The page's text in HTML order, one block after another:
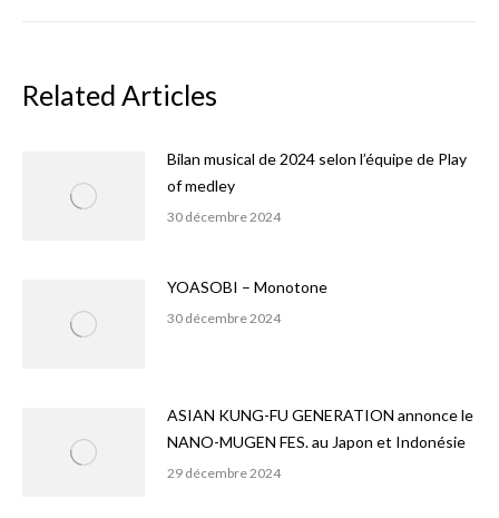
Related Articles
Bilan musical de 2024 selon l’équipe de Play
of medley
30 décembre 2024
YOASOBI – Monotone
30 décembre 2024
ASIAN KUNG-FU GENERATION annonce le
NANO-MUGEN FES. au Japon et Indonésie
29 décembre 2024